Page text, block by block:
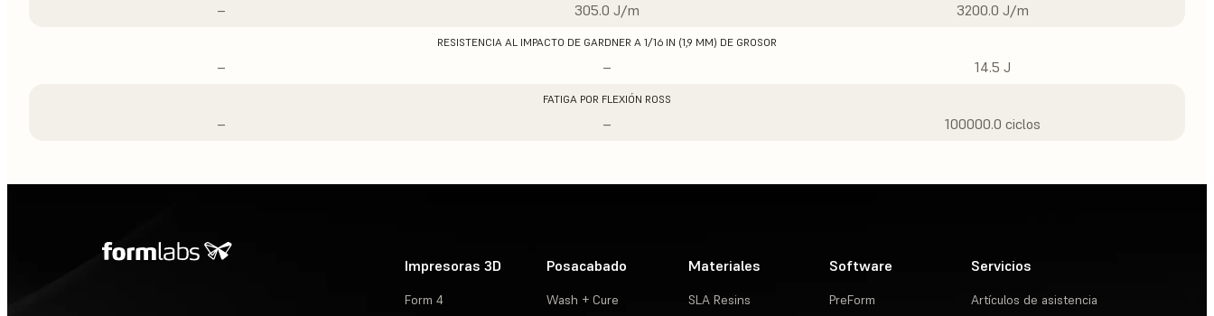
– 305.0 J/m 3200.0 J/m
RESISTENCIA AL IMPACTO DE GARDNER A 1/16 IN (1,9 MM) DE GROSOR
– – 14.5 J
FATIGA POR FLEXIÓN ROSS
– – 100000.0 ciclos
Impresoras 3D
Form 4
Posacabado
Wash + Cure
Materiales
SLA Resins
Software
PreForm
Servicios
Artículos de asistencia